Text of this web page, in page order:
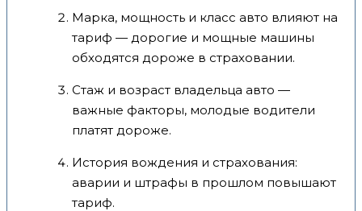
Марка, мощность и класс авто влияют на
тариф — дорогие и мощные машины
обходятся дороже в страховании.
Стаж и возраст владельца авто —
важные факторы, молодые водители
платят дороже.
История вождения и страхования:
аварии и штрафы в прошлом повышают
тариф.